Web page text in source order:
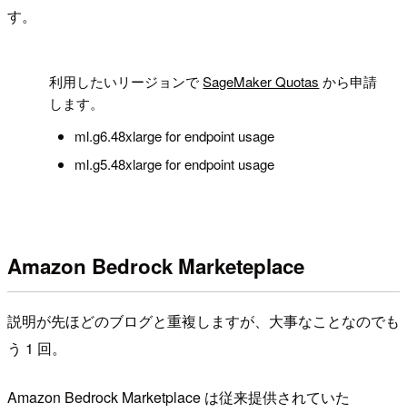
す。
利用したいリージョンでSageMaker Quotas から申請
します。
ml.g6.48xlarge for endpoint usage
ml.g5.48xlarge for endpoint usage
Amazon Bedrock Marketeplace
説明が先ほどのブログと重複しますが、大事なことなのでも
う 1 回。
Amazon Bedrock Marketplace は従来提供されていた